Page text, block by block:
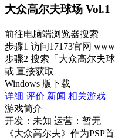
大众高尔夫球场 Vol.1
前往电脑端浏览器搜索
步骤1 访问17173官网
步骤2 搜索 「大众高尔夫
或 直接获取
Windows 版下载
详细 评价 新闻 相关游戏
游戏简介
开发：未知 运营：暂无
《大众高尔夫》作为PSP